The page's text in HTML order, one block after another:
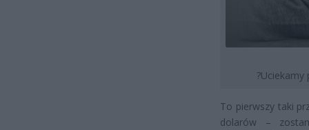
?Uciekamy
To pierwszy taki
dolarów –